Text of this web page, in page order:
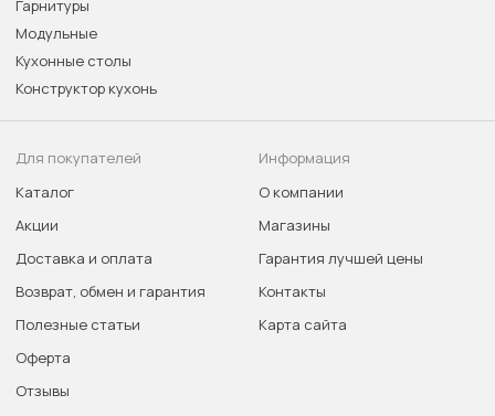
Гарнитуры
Модульные
Кухонные столы
Конструктор кухонь
Для покупателей
Каталог
Акции
Доставка и оплата
Возврат, обмен и гарантия
Полезные статьи
Оферта
Отзывы
Информация
О компании
Магазины
Гарантия лучшей цены
Контакты
Карта сайта